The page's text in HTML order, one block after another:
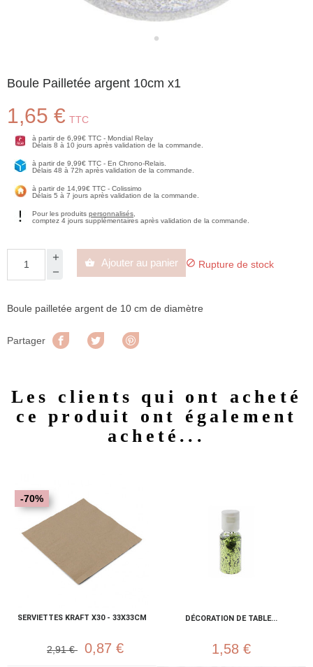
Boule Pailletée argent 10cm x1
1,65 € TTC
à partir de 6,99€ TTC - Mondial Relay
Délais 8 à 10 jours après validation de la commande.
à partir de 9,99€ TTC - En Chrono-Relais.
Délais 48 à 72h après validation de la commande.
à partir de 14,99€ TTC - Colissimo
Délais 5 à 7 jours après validation de la commande.
Pour les produits personnalisés
comptez 4 jours supplémentaires après validation de la commande.
 Ajouter au panier  Rupture de stock
Boule pailletée argent de 10 cm de diamètre
Partager Partager Tweet
Les clients qui ont acheté
ce produit ont également
acheté...
SERVIETTES KRAFT X30 - 33X33CM
-70%
2,91 € 0,87 €
DÉCORATION DE TABLE...
1,58 €